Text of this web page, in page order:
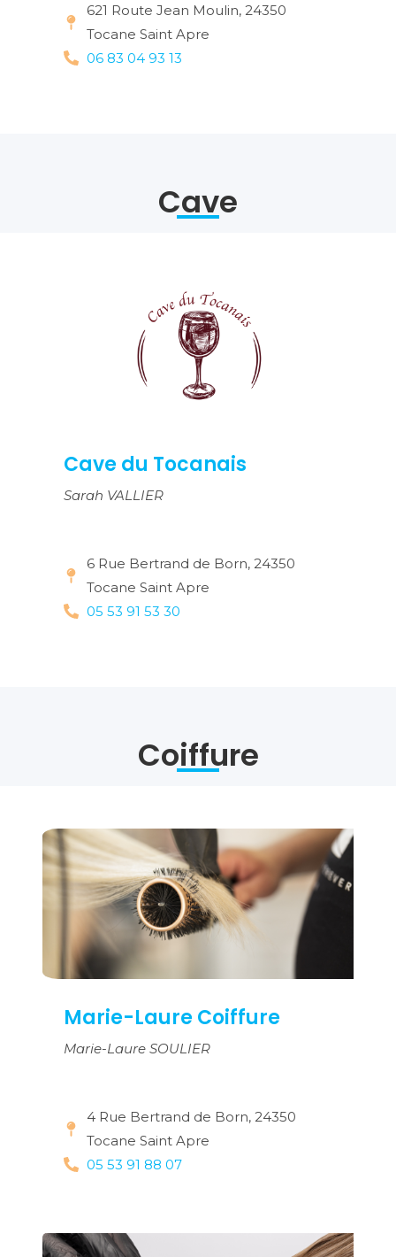
621 Route Jean Moulin, 24350
Tocane Saint Apre
06 83 04 93 13
Cave
Cave du Tocanais
Sarah VALLIER
6 Rue Bertrand de Born, 24350
Tocane Saint Apre
05 53 91 53 30
Coiffure
Marie-Laure Coiffure
Marie-Laure SOULIER
4 Rue Bertrand de Born, 24350
Tocane Saint Apre
05 53 91 88 07